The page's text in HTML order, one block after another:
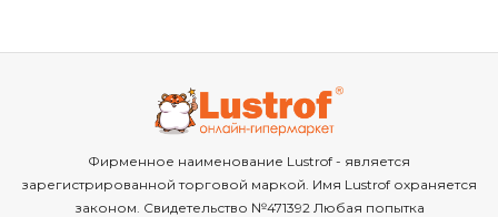
Фирменное наименование Lustrof - является
зарегистрированной торговой маркой. Имя Lustrof охраняется
законом. Свидетельство №471392 Любая попытка